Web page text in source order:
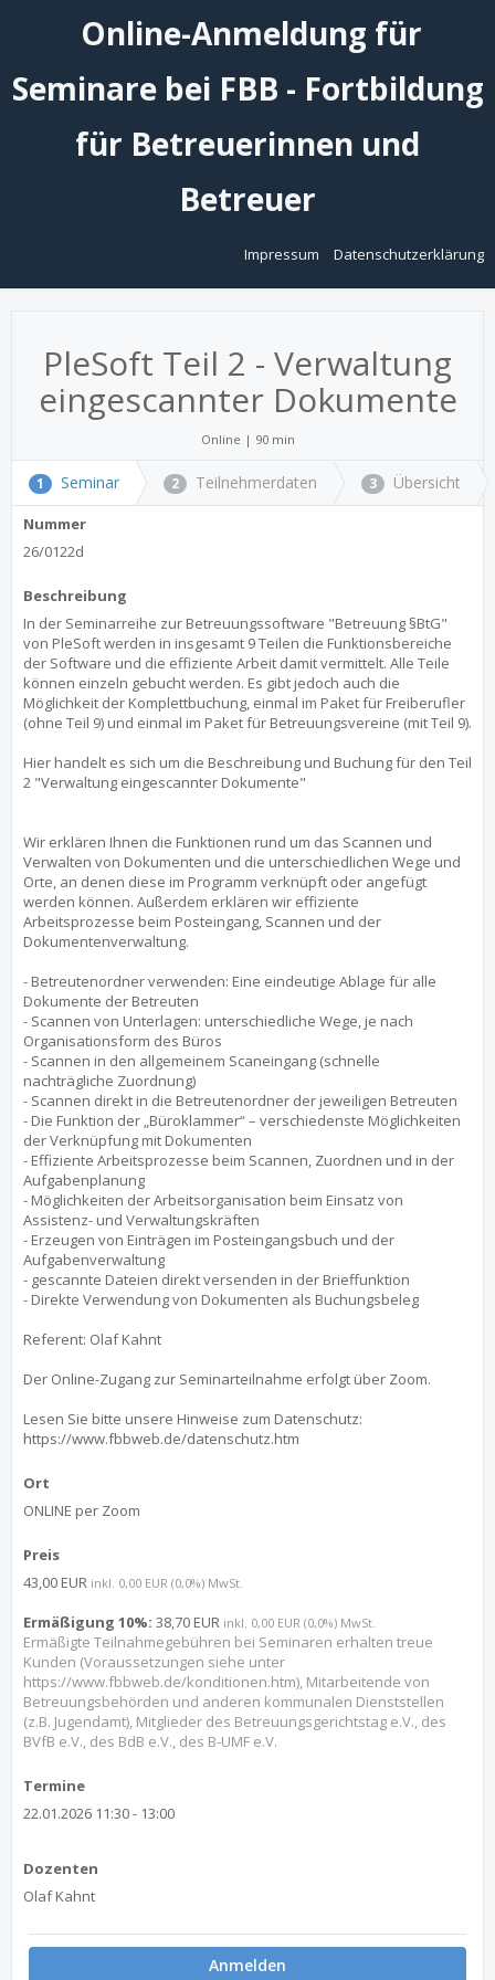
Online-Anmeldung für
Seminare bei FBB - Fortbildung
für Betreuerinnen und
Betreuer
Impressum Datenschutzerklärung
PleSoft Teil 2 - Verwaltung
eingescannter Dokumente
Online | 90 min
1 Seminar 2 Teilnehmerdaten 3 Übersicht
Nummer
26/0122d
Beschreibung
In der Seminarreihe zur Betreuungssoftware "Betreuung §BtG"
von PleSoft werden in insgesamt 9 Teilen die Funktionsbereiche
der Software und die effiziente Arbeit damit vermittelt. Alle Teile
können einzeln gebucht werden. Es gibt jedoch auch die
Möglichkeit der Komplettbuchung, einmal im Paket für Freiberufler
(ohne Teil 9) und einmal im Paket für Betreuungsvereine (mit Teil 9).
Hier handelt es sich um die Beschreibung und Buchung für den Teil
2 "Verwaltung eingescannter Dokumente"
Wir erklären Ihnen die Funktionen rund um das Scannen und
Verwalten von Dokumenten und die unterschiedlichen Wege und
Orte, an denen diese im Programm verknüpft oder angefügt
werden können. Außerdem erklären wir effiziente
Arbeitsprozesse beim Posteingang, Scannen und der
Dokumentenverwaltung.
- Betreutenordner verwenden: Eine eindeutige Ablage für alle
Dokumente der Betreuten
- Scannen von Unterlagen: unterschiedliche Wege, je nach
Organisationsform des Büros
- Scannen in den allgemeinem Scaneingang (schnelle
nachträgliche Zuordnung)
- Scannen direkt in die Betreutenordner der jeweiligen Betreuten
- Die Funktion der „Büroklammer“ – verschiedenste Möglichkeiten
der Verknüpfung mit Dokumenten
- Effiziente Arbeitsprozesse beim Scannen, Zuordnen und in der
Aufgabenplanung
- Möglichkeiten der Arbeitsorganisation beim Einsatz von
Assistenz- und Verwaltungskräften
- Erzeugen von Einträgen im Posteingangsbuch und der
Aufgabenverwaltung
- gescannte Dateien direkt versenden in der Brieffunktion
- Direkte Verwendung von Dokumenten als Buchungsbeleg
Referent: Olaf Kahnt
Der Online-Zugang zur Seminarteilnahme erfolgt über Zoom.
Lesen Sie bitte unsere Hinweise zum Datenschutz:
https://www.fbbweb.de/datenschutz.htm
Ort
ONLINE per Zoom
Preis
43,00 EUR inkl. 0,00 EUR (0,0%) MwSt.
Ermäßigung 10%: 38,70 EUR inkl. 0,00 EUR (0,0%) MwSt.
Ermäßigte Teilnahmegebühren bei Seminaren erhalten treue
Kunden (Voraussetzungen siehe unter
https://www.fbbweb.de/konditionen.htm), Mitarbeitende von
Betreuungsbehörden und anderen kommunalen Dienststellen
(z.B. Jugendamt), Mitglieder des Betreuungsgerichtstag e.V., des
BVfB e.V., des BdB e.V., des B-UMF e.V.
Termine
22.01.2026 11:30 - 13:00
Dozenten
Olaf Kahnt
Anmelden